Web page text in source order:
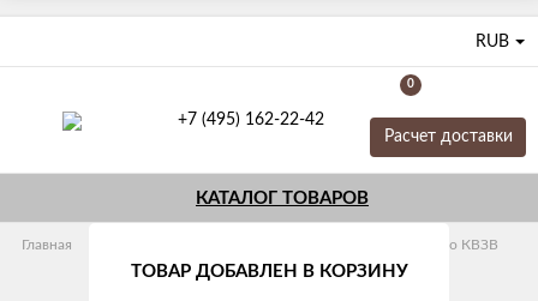
RUB
+7 (495) 162-22-42
0
Расчет доставки
КАТАЛОГ ТОВАРОВ
Главная
Внутрипольные Техно КВЗВ
Глубина 140 мм
ТОВАР ДОБАВЛЕН В КОРЗИНУ